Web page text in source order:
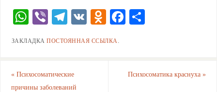
W
h
at
A
Vi
b
er
T
el
e
a
V
K
O
d
n
F
a
b
О
ть
ЗАКЛАДКАПОСТОЯННАЯ ССЫЛКА.
«Психосоматические
причины заболеваний
Психосоматика краснуха»